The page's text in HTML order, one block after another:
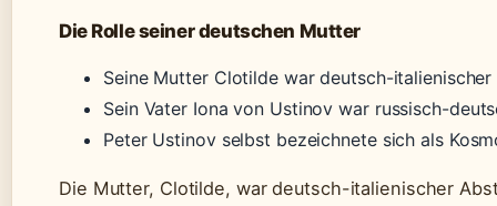
Die Rolle seiner deutschen Mutter
Seine Mutter Clotilde war deutsch-
Sein Vater Iona von Ustinov war russisch-
Peter Ustinov selbst bezeichnete sich als
Die Mutter, Clotilde, war deutsch-italienischer